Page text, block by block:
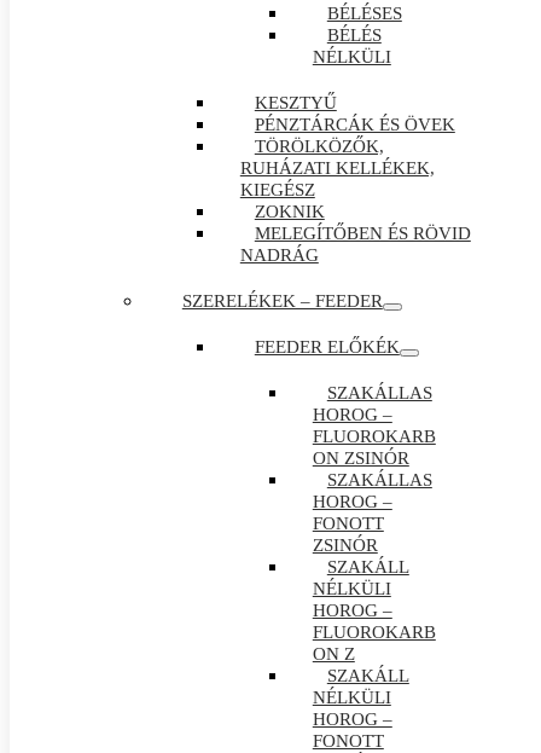
BÉLÉSES
BÉLÉS
NÉLKÜLI
KESZTYŰ
PÉNZTÁRCÁK ÉS ÖVEK
TÖRÖLKÖZŐK,
RUHÁZATI KELLÉKEK,
KIEGÉSZ
ZOKNIK
MELEGÍTŐBEN ÉS RÖVID
NADRÁG
SZERELÉKEK – FEEDER
FEEDER ELŐKÉK
SZAKÁLLAS
HOROG –
FLUOROKARB
ON ZSINÓR
SZAKÁLLAS
HOROG –
FONOTT
ZSINÓR
SZAKÁLL
NÉLKÜLI
HOROG –
FLUOROKARB
ON Z
SZAKÁLL
NÉLKÜLI
HOROG –
FONOTT